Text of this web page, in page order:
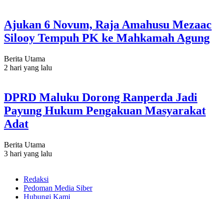
Ajukan 6 Novum, Raja Amahusu Mezaac
Silooy Tempuh PK ke Mahkamah Agung
Berita Utama
2 hari yang lalu
DPRD Maluku Dorong Ranperda Jadi
Payung Hukum Pengakuan Masyarakat
Adat
Berita Utama
3 hari yang lalu
Redaksi
Pedoman Media Siber
Hubungi Kami